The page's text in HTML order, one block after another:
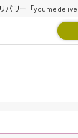
バリー「youme